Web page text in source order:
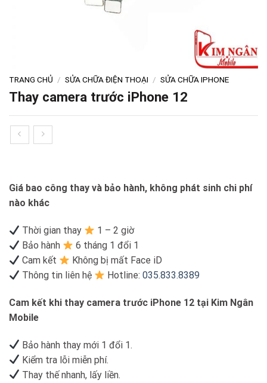
TRANG CHỦ / SỬA CHỮA ĐIỆN THOẠI / SỬA CHỮA IPHONE
Thay camera trước iPhone 12
Giá bao công thay và bảo hành, không phát sinh chi phí
nào khác
Thời gian thay
1 – 2 giờ
Bảo hành
6 tháng 1 đổi 1
Cam kết
Không bị mất Face iD
Thông tin liên hệ
Hotline:035.833.8389
Cam kết khi thay camera trước iPhone 12 tại Kim Ngân
Mobile
Bảo hành thay mới 1 đổi 1.
Kiểm tra lỗi miễn phí.
Thay thế nhanh, lấy liền.